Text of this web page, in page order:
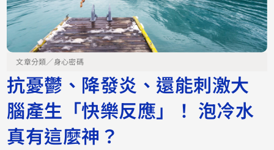
文章分類／身心密碼
抗憂鬱、降發炎、還能刺激大
腦產生「快樂反應」！ 泡冷水
真有這麼神？